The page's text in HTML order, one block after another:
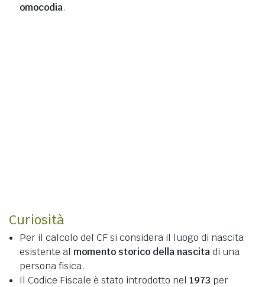
omocodia.
Curiosità
Per il calcolo del CF si considera il luogo di nascita
esistente al momento storico della nascitadi una
persona fisica.
Il Codice Fiscale è stato introdotto nel 1973 per